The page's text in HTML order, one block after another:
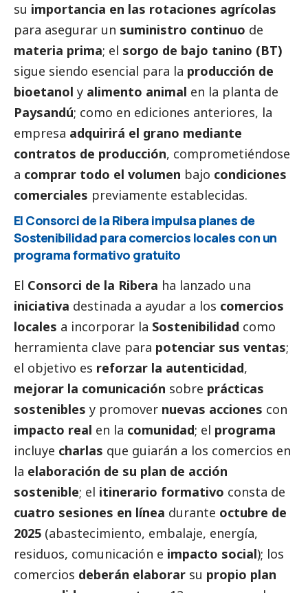
su importancia en las rotaciones agrícolas
para asegurar un suministro continuo de
materia prima; el sorgo de bajo tanino (BT)
sigue siendo esencial para la producción de
bioetanol y alimento animal en la planta de
Paysandú; como en ediciones anteriores, la
empresa adquirirá el grano mediante
contratos de producción, comprometiéndose
a comprar todo el volumen bajo condiciones
comerciales previamente establecidas.
El Consorci de la Ribera impulsa planes de
Sostenibilidad para comercios locales con un
programa formativo gratuito
El Consorci de la Ribera ha lanzado una
iniciativa destinada a ayudar a los comercios
locales a incorporar la Sostenibilidad como
herramienta clave para potenciar sus ventas;
el objetivo es reforzar la autenticidad,
mejorar la comunicación sobre prácticas
sostenibles y promover nuevas acciones con
impacto real en la comunidad; el programa
incluye charlas que guiarán a los comercios en
la elaboración de su plan de acción
sostenible; el itinerario formativo consta de
cuatro sesiones en línea durante octubre de
2025 (abastecimiento, embalaje, energía,
residuos, comunicación e impacto social); los
comercios deberán elaborar su propio plan